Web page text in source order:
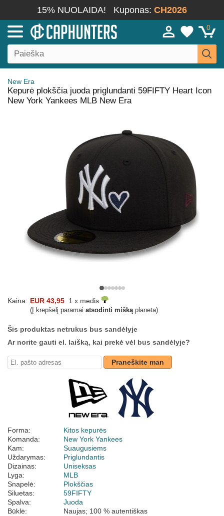
15% NUOLAIDA! Kuponas: CH2026
0
New Era
Kepurė plokščia juoda priglundanti 59FIFTY Heart Icon
New York Yankees MLB New Era
Kaina: EUR 43,95 1 x medis
(Į krepšelį paramai atsodinti miškąplaneta)
Šis produktas netrukus bus sandėlyje
Ar norite gauti el. laišką, kai prekė vėl bus sandėlyje?
Praneškite man
Forma:
Kitos kepurės
Komanda:
New York Yankees
Kam:
Suaugusiems
Uždarymas:
Priglundantis
Dizainas:
Uniseksas
Lyga:
MLB
Snapelė:
Plokščias
Siluetas:
59FIFTY
Spalva:
Juoda
Būklė:
Naujas; 100 % autentiškas